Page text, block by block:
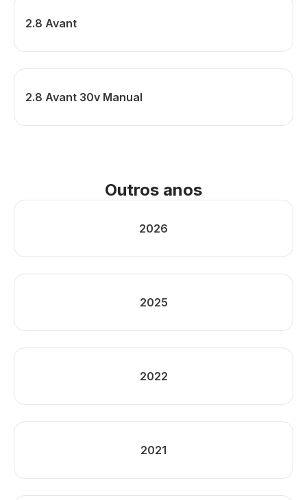
2.8 Avant
2.8 Avant 30v Manual
Outros anos
2026
2025
2022
2021